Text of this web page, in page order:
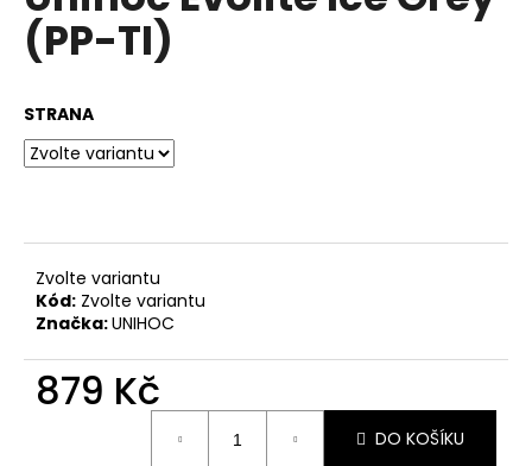
0,0
z(PP-TI)
STRANA
Zvolte variantu
Kód: Zvolte variantu
Značka:UNIHOC
879 Kč
DO KOŠÍKU
a
j
t
?
D
o